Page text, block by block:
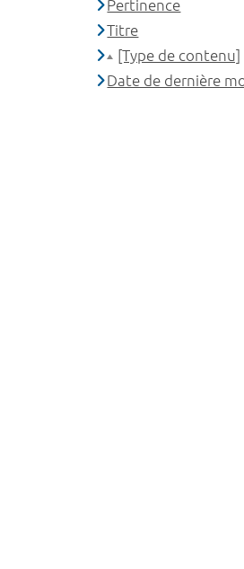
Pertinence
Titre
[Type de contenu]
Date de dernière